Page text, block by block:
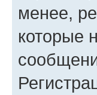
менее,
которые